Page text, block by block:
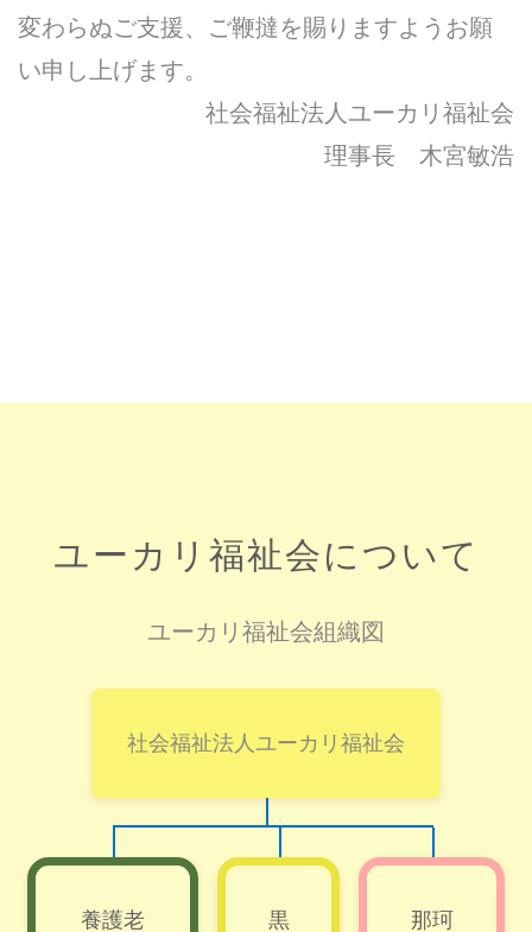
変わらぬご支援、ご鞭撻を賜りますようお願
い申し上げます。
社会福祉法人ユーカリ福祉会
理事長 木宮敏浩
ユーカリ福祉会について
ユーカリ福祉会組織図
社会福祉法人ユーカリ福祉会
養護老 黒 那珂